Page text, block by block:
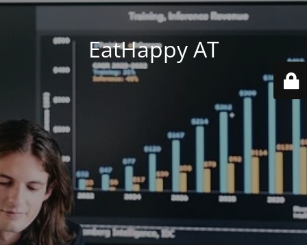
EatHappy AT